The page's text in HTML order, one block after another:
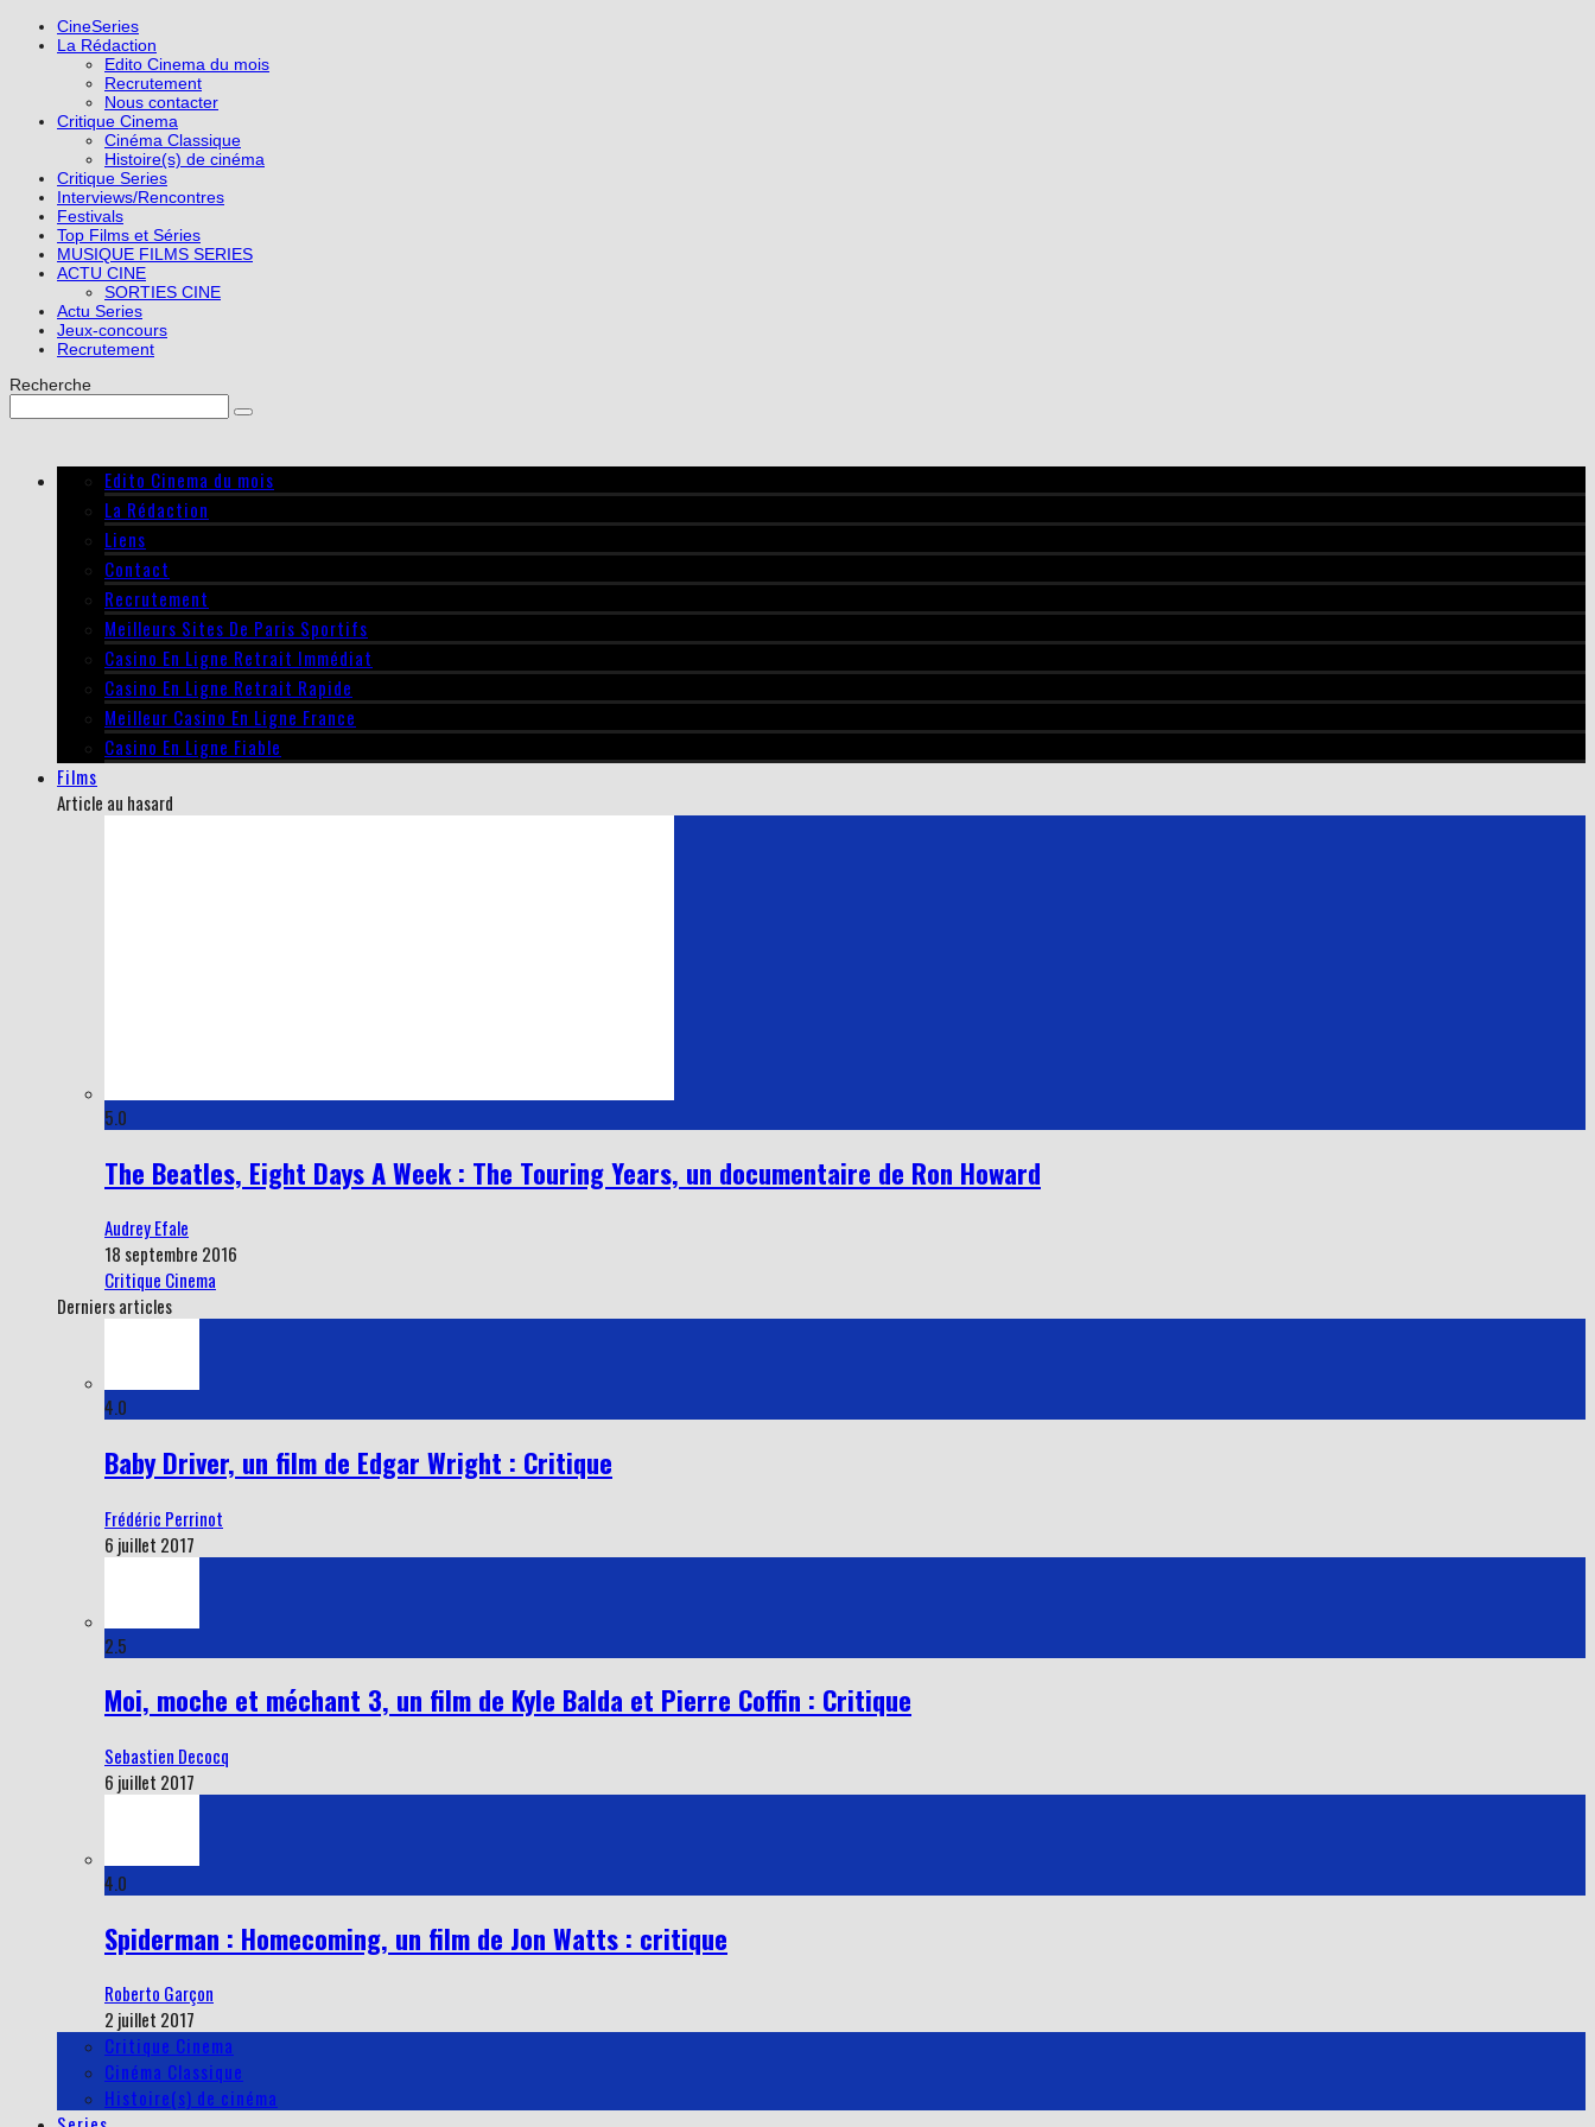
CineSeries
La Rédaction
Edito Cinema du mois
Recrutement
Nous contacter
Critique Cinema
Cinéma Classique
Histoire(s) de cinéma
Critique Series
Interviews/Rencontres
Festivals
Top Films et Séries
MUSIQUE FILMS SERIES
ACTU CINE
SORTIES CINE
Actu Series
Jeux-concours
Recrutement
Recherche
Edito Cinema du mois
La Rédaction
Liens
Contact
Recrutement
Meilleurs Sites De Paris Sportifs
Casino En Ligne Retrait Immédiat
Casino En Ligne Retrait Rapide
Meilleur Casino En Ligne France
Casino En Ligne Fiable
Films
Article au hasard
5.0
The Beatles, Eight Days A Week : The Touring Years, un documentaire de Ron Howard
Audrey Efale
18 septembre 2016
Critique Cinema
Derniers articles
4.0
Baby Driver, un film de Edgar Wright : Critique
Frédéric Perrinot
6 juillet 2017
2.5
Moi, moche et méchant 3, un film de Kyle Balda et Pierre Coffin : Critique
Sebastien Decocq
6 juillet 2017
4.0
Spiderman : Homecoming, un film de Jon Watts : critique
Roberto Garçon
2 juillet 2017
Critique Cinema
Cinéma Classique
Histoire(s) de cinéma